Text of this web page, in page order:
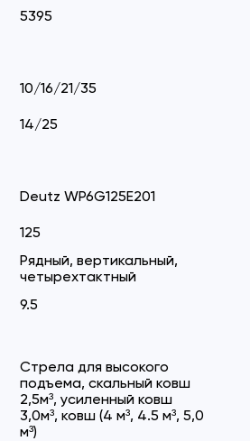
5395
10/16/21/35
14/25
Deutz WP6G125E201
125
Рядный, вертикальный,
четырехтактный
9.5
Стрела для высокого
подъема, скальный ковш
2,5м³, усиленный ковш
3,0м³, ковш (4 м³, 4.5 м³, 5,0
м³)